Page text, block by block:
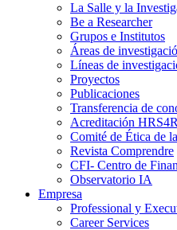
La Salle y la
Be a Researcher
Grupos e Institutos
Áreas de
Líneas de
Proyectos
Publicaciones
Transferencia de
Acreditación HRS4R
Comité de Ética de
Revista Comprendre
CFI- Centro de
Observatorio IA
Empresa
Professional y
Career Services